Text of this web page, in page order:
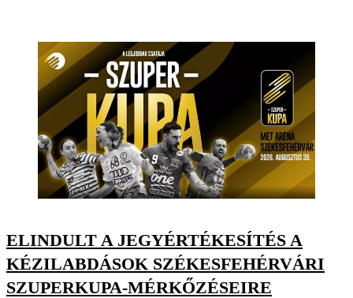
ELINDULT A JEGYÉRTÉKESÍTÉS A
KÉZILABDÁSOK SZÉKESFEHÉRVÁRI
SZUPERKUPA-MÉRKŐZÉSEIRE